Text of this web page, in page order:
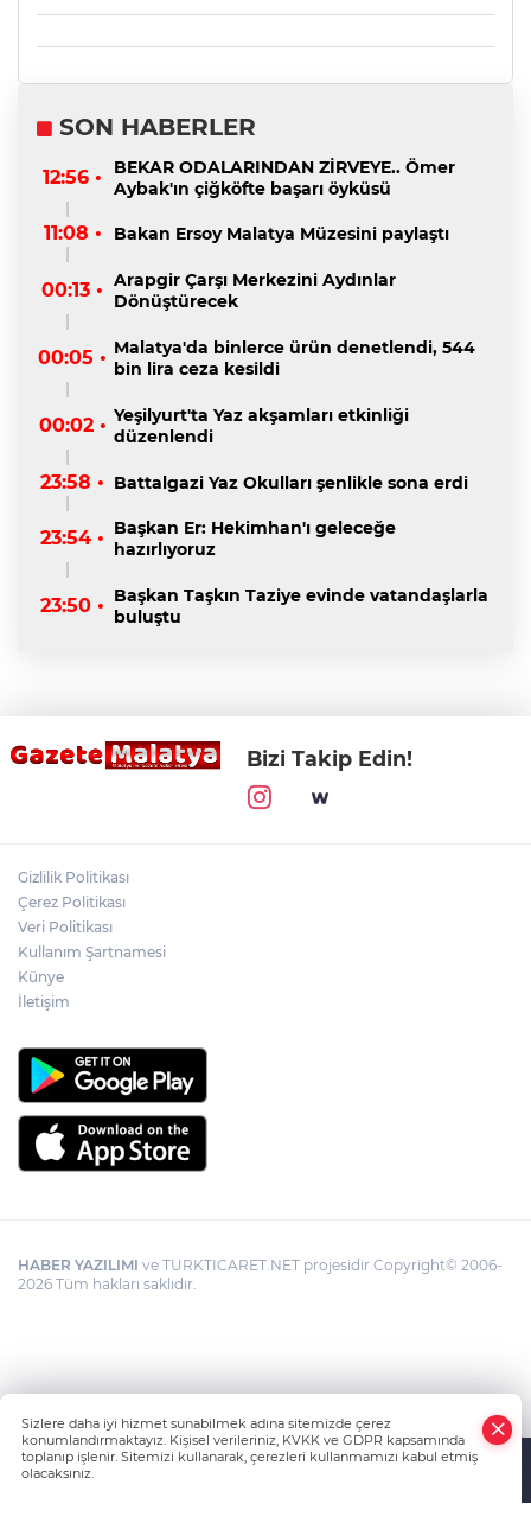
SON HABERLER
12:56 •
BEKAR ODALARINDAN ZİRVEYE.. Ömer
Aybak'ın çiğköfte başarı öyküsü
11:08 • Bakan Ersoy Malatya Müzesini paylaştı
00:13 • Arapgir Çarşı Merkezini Aydınlar
Dönüştürecek
00:05 • Malatya'da binlerce ürün denetlendi, 544
bin lira ceza kesildi
00:02 • Yeşilyurt'ta Yaz akşamları etkinliği
düzenlendi
23:58 • Battalgazi Yaz Okulları şenlikle sona erdi
23:54 • Başkan Er: Hekimhan'ı geleceğe
hazırlıyoruz
23:50 • Başkan Taşkın Taziye evinde vatandaşlarla
buluştu
Bizi Takip Edin!
Gizlilik Politikası
Çerez Politikası
Veri Politikası
Kullanım Şartnamesi
Künye
İletişim
HABER YAZILIMI ve TURKTICARET.NET projesidir Copyright© 2006-
2026 Tüm hakları saklıdır.
Sizlere daha iyi hizmet sunabilmek adına sitemizde çerez
konumlandırmaktayız. Kişisel verileriniz, KVKK ve GDPR kapsamında
toplanıp işlenir. Sitemizi kullanarak, çerezleri kullanmamızı kabul etmiş
olacaksınız.